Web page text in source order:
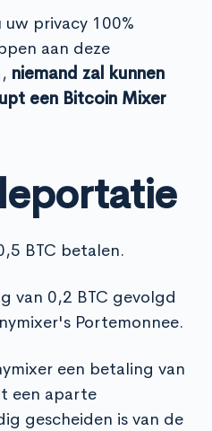
privacy 100%
aan deze
niemand zal kunnen
een Bitcoin Mixer
BTC betalen.
van 0,2 BTC gevolgd
Portemonnee.
een betaling van
een aparte
gescheiden is van de